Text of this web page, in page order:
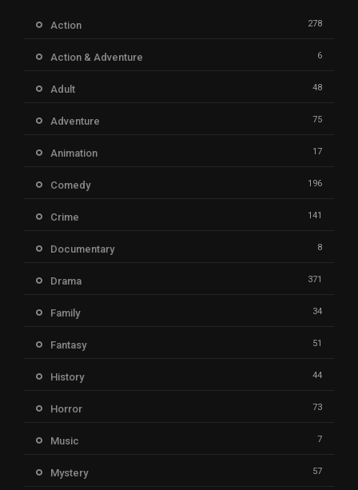
Action 278
Action & Adventure 6
Adult 48
Adventure 75
Animation 17
Comedy 196
Crime 141
Documentary 8
Drama 371
Family 34
Fantasy 51
History 44
Horror 73
Music 7
Mystery 57